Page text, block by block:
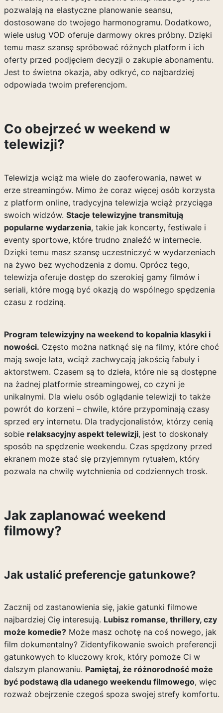
pozwalają na elastyczne planowanie seansu,
dostosowane do twojego harmonogramu. Dodatkowo,
wiele usług VOD oferuje darmowy okres próbny. Dzięki
temu masz szansę spróbować różnych platform i ich
oferty przed podjęciem decyzji o zakupie abonamentu.
Jest to świetna okazja, aby odkryć, co najbardziej
odpowiada twoim preferencjom.
Co obejrzeć w weekend w
telewizji?
Telewizja wciąż ma wiele do zaoferowania, nawet w
erze streamingów. Mimo że coraz więcej osób korzysta
z platform online, tradycyjna telewizja wciąż przyciąga
swoich widzów. Stacje telewizyjne transmitują
popularne wydarzenia, takie jak koncerty, festiwale i
eventy sportowe, które trudno znaleźć w internecie.
Dzięki temu masz szansę uczestniczyć w wydarzeniach
na żywo bez wychodzenia z domu. Oprócz tego,
telewizja oferuje dostęp do szerokiej gamy filmów i
seriali, które mogą być okazją do wspólnego spędzenia
czasu z rodziną.
Program telewizyjny na weekend to kopalnia klasyki i
nowości. Często można natknąć się na filmy, które choć
mają swoje lata, wciąż zachwycają jakością fabuły i
aktorstwem. Czasem są to dzieła, które nie są dostępne
na żadnej platformie streamingowej, co czyni je
unikalnymi. Dla wielu osób oglądanie telewizji to także
powrót do korzeni – chwile, które przypominają czasy
sprzed ery internetu. Dla tradycjonalistów, którzy cenią
sobie relaksacyjny aspekt telewizji, jest to doskonały
sposób na spędzenie weekendu. Czas spędzony przed
ekranem może stać się przyjemnym rytuałem, który
pozwala na chwilę wytchnienia od codziennych trosk.
Jak zaplanować weekend
filmowy?
Jak ustalić preferencje gatunkowe?
Zacznij od zastanowienia się, jakie gatunki filmowe
najbardziej Cię interesują. Lubisz romanse, thrillery, czy
może komedie?Może masz ochotę na coś nowego, jak
film dokumentalny? Zidentyfikowanie swoich preferencji
gatunkowych to kluczowy krok, który pomoże Ci w
dalszym planowaniu. Pamiętaj, że różnorodność może
być podstawą dla udanego weekendu filmowego, więc
rozważ obejrzenie czegoś spoza swojej strefy komfortu.